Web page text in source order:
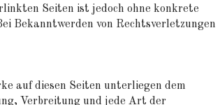
Seiten ist jedoch ohne konkrete
Bekanntwerden von Rechtsverletzungen
auf diesen Seiten unterliegen dem
Verbreitung und jede Art der